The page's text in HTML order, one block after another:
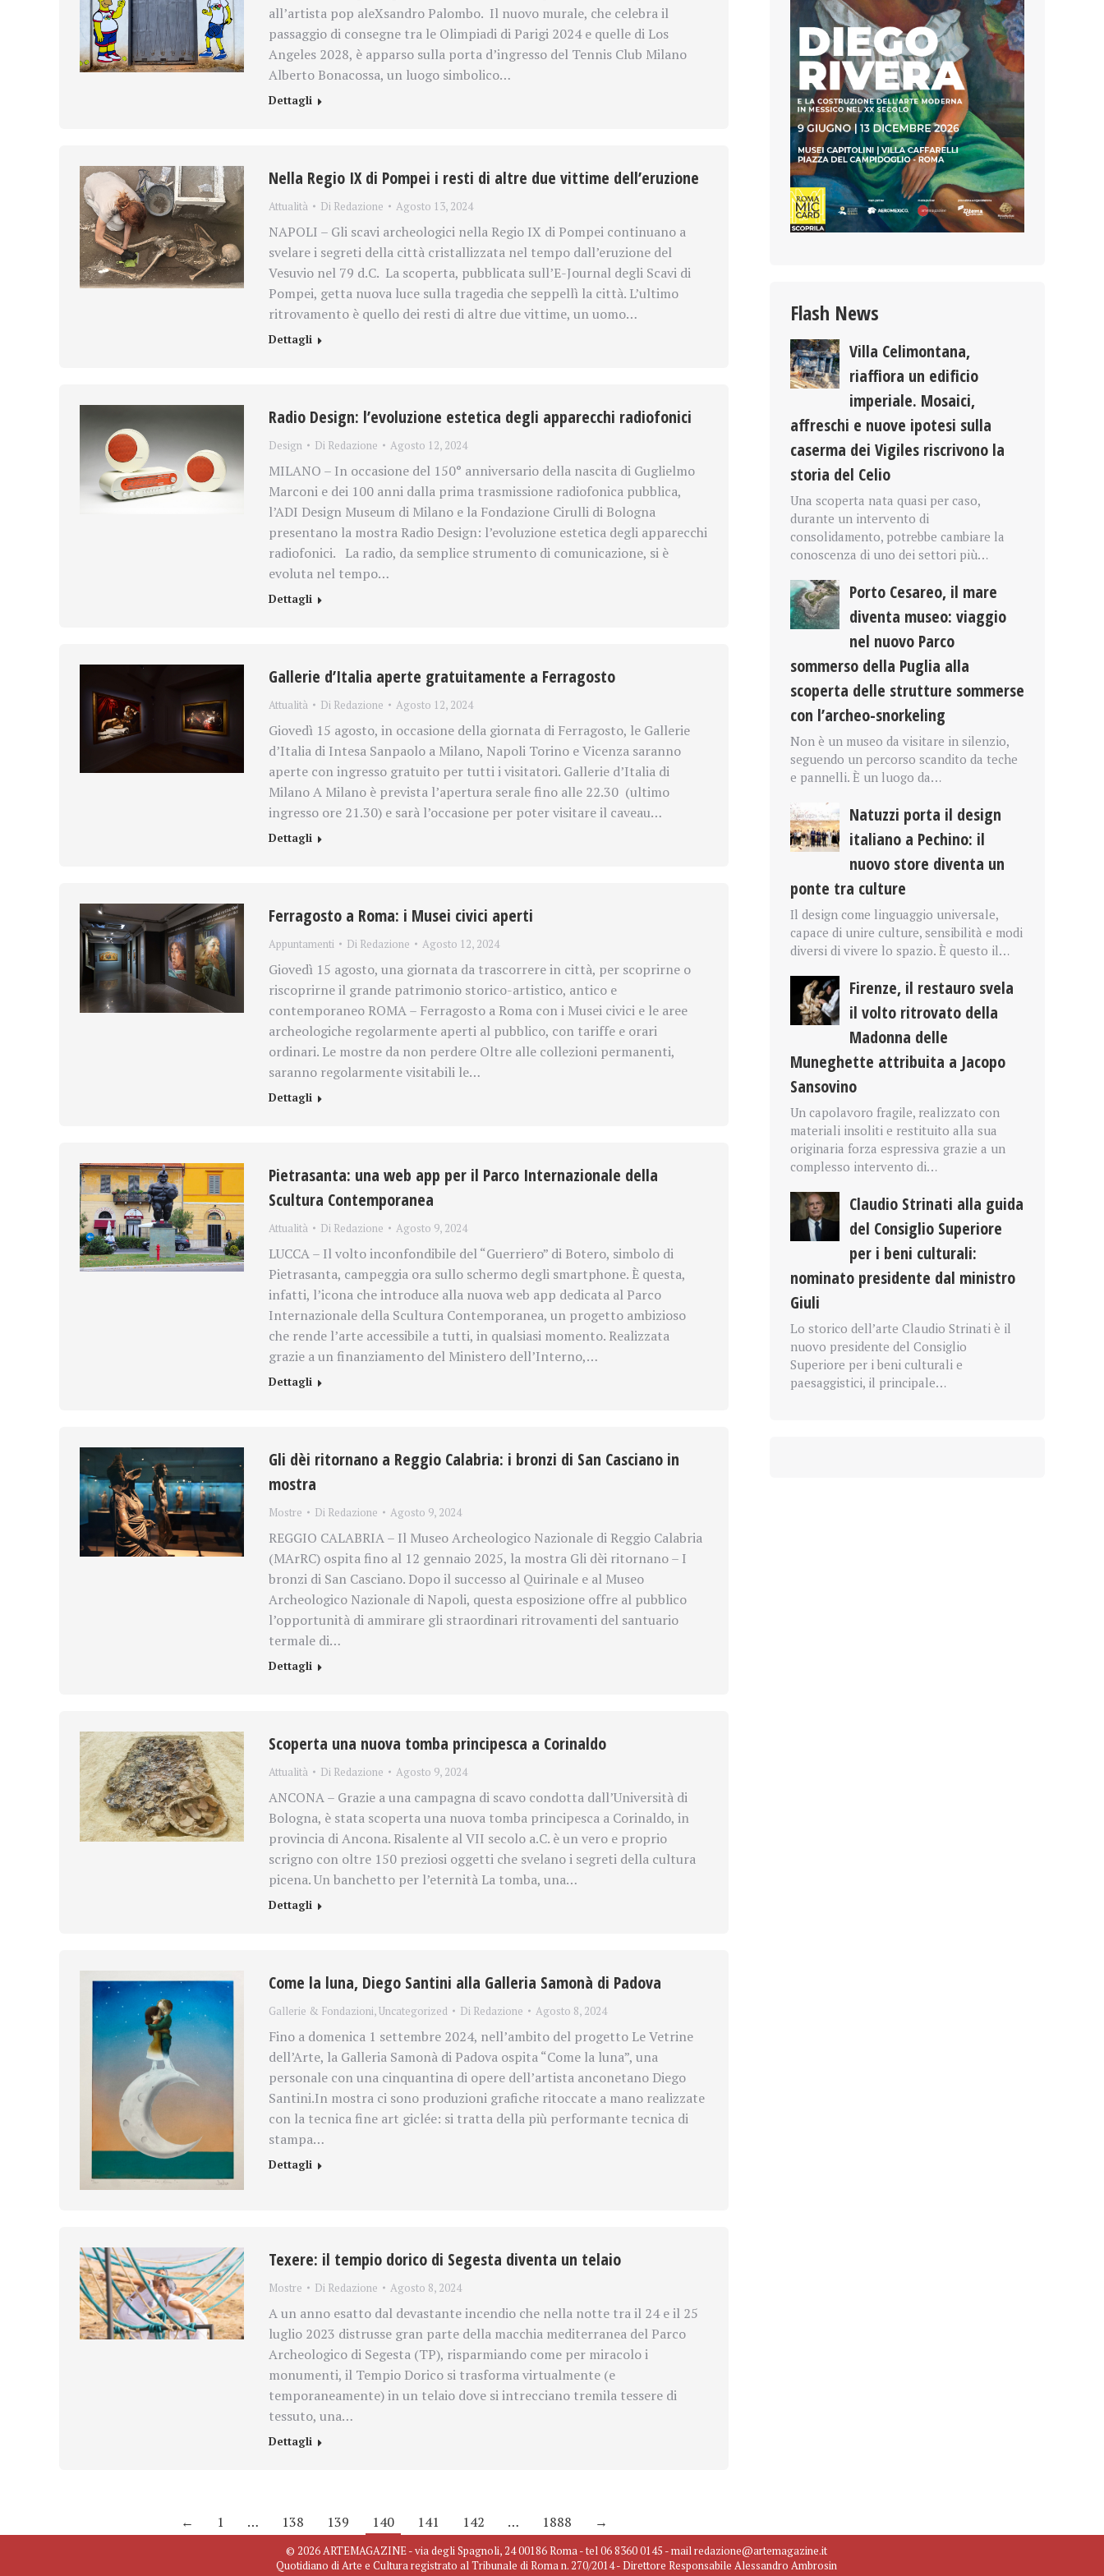
all’artista pop aleXsandro Palombo. Il nuovo murale, che celebra il
passaggio di consegne tra le Olimpiadi di Parigi 2024 e quelle di Los
Angeles 2028, è apparso sulla porta d’ingresso del Tennis Club Milano
Alberto Bonacossa, un luogo simbolico…
Dettagli
Nella Regio IX di Pompei i resti di altre due vittime dell’eruzione
Attualità Di Redazione Agosto 13, 2024
NAPOLI – Gli scavi archeologici nella Regio IX di Pompei continuano a
svelare i segreti della città cristallizzata nel tempo dall’eruzione del
Vesuvio nel 79 d.C. La scoperta, pubblicata sull’E-Journal degli Scavi di
Pompei, getta nuova luce sulla tragedia che seppellì la città. L’ultimo
ritrovamento è quello dei resti di altre due vittime, un uomo…
Dettagli
Radio Design: l’evoluzione estetica degli apparecchi radiofonici
Design Di Redazione Agosto 12, 2024
MILANO – In occasione del 150° anniversario della nascita di Guglielmo
Marconi e dei 100 anni dalla prima trasmissione radiofonica pubblica,
l’ADI Design Museum di Milano e la Fondazione Cirulli di Bologna
presentano la mostra Radio Design: l’evoluzione estetica degli apparecchi
radiofonici. La radio, da semplice strumento di comunicazione, si è
evoluta nel tempo…
Dettagli
Gallerie d’Italia aperte gratuitamente a Ferragosto
Attualità Di Redazione Agosto 12, 2024
Giovedì 15 agosto, in occasione della giornata di Ferragosto, le Gallerie
d’Italia di Intesa Sanpaolo a Milano, Napoli Torino e Vicenza saranno
aperte con ingresso gratuito per tutti i visitatori. Gallerie d’Italia di
Milano A Milano è prevista l’apertura serale fino alle 22.30 (ultimo
ingresso ore 21.30) e sarà l’occasione per poter visitare il caveau…
Dettagli
Ferragosto a Roma: i Musei civici aperti
Appuntamenti Di Redazione Agosto 12, 2024
Giovedì 15 agosto, una giornata da trascorrere in città, per scoprirne o
riscoprirne il grande patrimonio storico-artistico, antico e
contemporaneo ROMA – Ferragosto a Roma con i Musei civici e le aree
archeologiche regolarmente aperti al pubblico, con tariffe e orari
ordinari. Le mostre da non perdere Oltre alle collezioni permanenti,
saranno regolarmente visitabili le…
Dettagli
Pietrasanta: una web app per il Parco Internazionale della
Scultura Contemporanea
Attualità Di Redazione Agosto 9, 2024
LUCCA – Il volto inconfondibile del “Guerriero” di Botero, simbolo di
Pietrasanta, campeggia ora sullo schermo degli smartphone. È questa,
infatti, l’icona che introduce alla nuova web app dedicata al Parco
Internazionale della Scultura Contemporanea, un progetto ambizioso
che rende l’arte accessibile a tutti, in qualsiasi momento. Realizzata
grazie a un finanziamento del Ministero dell’Interno,…
Dettagli
Gli dèi ritornano a Reggio Calabria: i bronzi di San Casciano in
mostra
Mostre Di Redazione Agosto 9, 2024
REGGIO CALABRIA – Il Museo Archeologico Nazionale di Reggio Calabria
(MArRC) ospita fino al 12 gennaio 2025, la mostra Gli dèi ritornano – I
bronzi di San Casciano. Dopo il successo al Quirinale e al Museo
Archeologico Nazionale di Napoli, questa esposizione offre al pubblico
l’opportunità di ammirare gli straordinari ritrovamenti del santuario
termale di…
Dettagli
Scoperta una nuova tomba principesca a Corinaldo
Attualità Di Redazione Agosto 9, 2024
ANCONA – Grazie a una campagna di scavo condotta dall’Università di
Bologna, è stata scoperta una nuova tomba principesca a Corinaldo, in
provincia di Ancona. Risalente al VII secolo a.C. è un vero e proprio
scrigno con oltre 150 preziosi oggetti che svelano i segreti della cultura
picena. Un banchetto per l’eternità La tomba, una…
Dettagli
Come la luna, Diego Santini alla Galleria Samonà di Padova
Gallerie & Fondazioni,Uncategorized Di Redazione Agosto 8, 2024
Fino a domenica 1 settembre 2024, nell’ambito del progetto Le Vetrine
dell’Arte, la Galleria Samonà di Padova ospita “Come la luna”, una
personale con una cinquantina di opere dell’artista anconetano Diego
Santini.In mostra ci sono produzioni grafiche ritoccate a mano realizzate
con la tecnica fine art giclée: si tratta della più performante tecnica di
stampa…
Dettagli
Texere: il tempio dorico di Segesta diventa un telaio
Mostre Di Redazione Agosto 8, 2024
A un anno esatto dal devastante incendio che nella notte tra il 24 e il 25
luglio 2023 distrusse gran parte della macchia mediterranea del Parco
Archeologico di Segesta (TP), risparmiando come per miracolo i
monumenti, il Tempio Dorico si trasforma virtualmente (e
temporaneamente) in un telaio dove si intrecciano tremila tessere di
tessuto, una…
Dettagli
← 1 … 138 139 140 141 142 … 1888 →
Flash News
Villa Celimontana,
riaffiora un edificio
imperiale. Mosaici,
affreschi e nuove ipotesi sulla
caserma dei Vigiles riscrivono la
storia del Celio
Una scoperta nata quasi per caso,
durante un intervento di
consolidamento, potrebbe cambiare la
conoscenza di uno dei settori più…
Porto Cesareo, il mare
diventa museo: viaggio
nel nuovo Parco
sommerso della Puglia alla
scoperta delle strutture sommerse
con l’archeo-snorkeling
Non è un museo da visitare in silenzio,
seguendo un percorso scandito da teche
e pannelli. È un luogo da…
Natuzzi porta il design
italiano a Pechino: il
nuovo store diventa un
ponte tra culture
Il design come linguaggio universale,
capace di unire culture, sensibilità e modi
diversi di vivere lo spazio. È questo il…
Firenze, il restauro svela
il volto ritrovato della
Madonna delle
Muneghette attribuita a Jacopo
Sansovino
Un capolavoro fragile, realizzato con
materiali insoliti e restituito alla sua
originaria forza espressiva grazie a un
complesso intervento di…
Claudio Strinati alla guida
del Consiglio Superiore
per i beni culturali:
nominato presidente dal ministro
Giuli
Lo storico dell’arte Claudio Strinati è il
nuovo presidente del Consiglio
Superiore per i beni culturali e
paesaggistici, il principale…
© 2026 ARTEMAGAZINE - via degli Spagnoli, 24 00186 Roma - tel 06 8360 0145 - mail redazione@artemagazine.it
Quotidiano di Arte e Cultura registrato al Tribunale di Roma n. 270/2014 - Direttore Responsabile Alessandro Ambrosin